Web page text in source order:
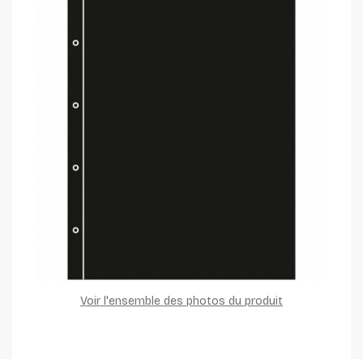
Voir l'ensemble des photos du produit